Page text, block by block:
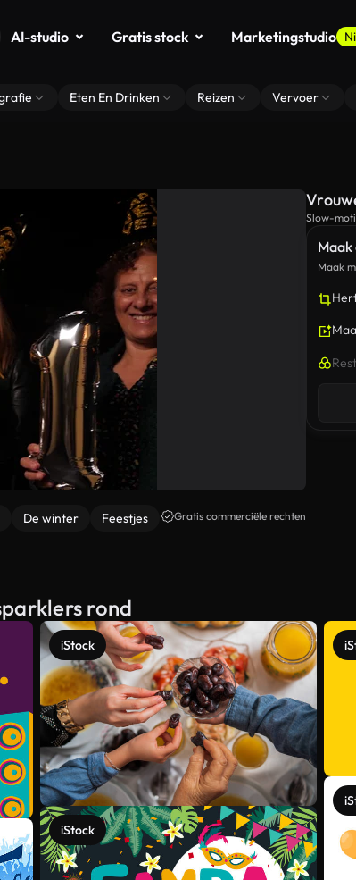
AI-studio Gratis stock Marketingstudio
Eten En Drinken Reizen Vervoer
De winter
Feestjes
Gratis commerciële rechten
Maak
Slow-
rond
iStock
iStock